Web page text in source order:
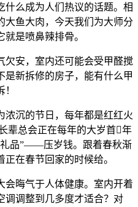
么成为人们热议的话题。相
大鱼大肉，今天我们为大师分
是喷鼻辣排骨。
安，室内还可能会受甲醛搅
是新拆修的房子，能有什么甲
沉的节日，每年都是红红火
辈总会正在每年的大岁首年
礼品”——压岁钱。跟着春秋渐
在春节回家的时候给。
晦气于人体健康。室内开着
调调整到几多度才适合？对